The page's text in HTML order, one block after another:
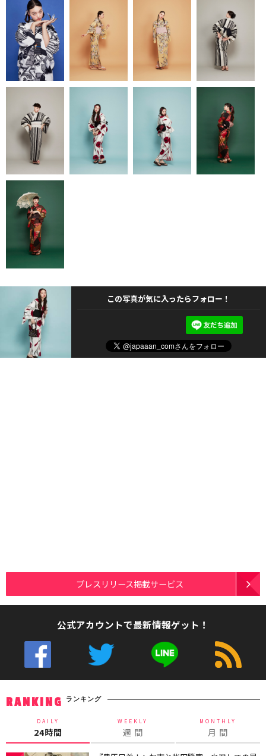
この写真が気に入ったらフォロー！
プレスリリース掲載サービス
公式アカウントで最新情報ゲット！
RANKING ランキング
DAILY
24時間
WEEKLY
週 間
MONTHLY
月 間